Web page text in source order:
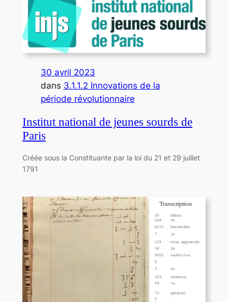
30 avril 2023
dans 3.1.1.2 Innovations de la
période révolutionnaire
Institut national de jeunes sourds de
Paris
Créée sous la Constituante par la loi du 21 et 29 juillet
1791